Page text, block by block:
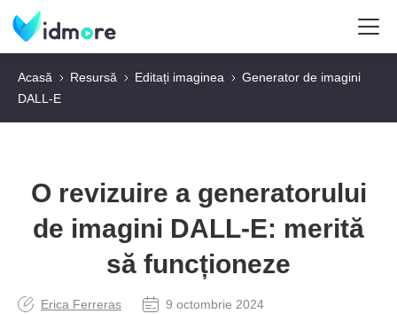
Acasă Resursă Editați imaginea
Generator de imagini
DALL-E
O revizuire a generatorului
de imagini DALL-E: merită
să funcționeze
Erica Ferreras
9 octombrie 2024